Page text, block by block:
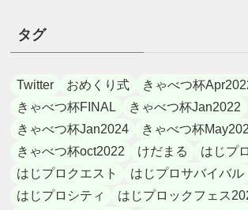
タグ
Twitter おめくり式
きゃべつ杯
きゃべつ杯FINAL
きゃべつ杯Jan2022
きゃべつ杯Jan2024
きゃべつ杯
きゃべつ杯oct2022
けだまる
はじプ
はじプロクエスト
はじプロサバイバル
はじプロシティ
はじプロックフェス